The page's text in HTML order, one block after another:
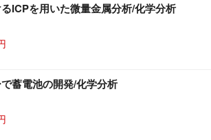
ICPを用いた微量金属分析/化学分析
蓄電池の開発/化学分析